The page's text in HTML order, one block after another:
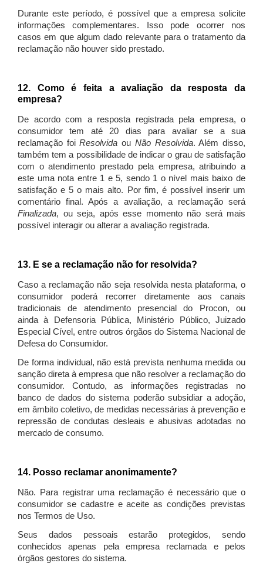
Durante este período, é possível que a empresa solicite
informações complementares. Isso pode ocorrer nos
casos em que algum dado relevante para o tratamento da
reclamação não houver sido prestado.
12. Como é feita a avaliação da resposta da
empresa?
De acordo com a resposta registrada pela empresa, o
consumidor tem até 20 dias para avaliar se a sua
reclamação foiResolvida ou Não Resolvida. Além disso,
também tem a possibilidade de indicar o grau de satisfação
com o atendimento prestado pela empresa, atribuindo a
este uma nota entre 1 e 5, sendo 1 o nível mais baixo de
satisfação e 5 o mais alto. Por fim, é possível inserir um
comentário final. Após a avaliação, a reclamação será
Finalizada, ou seja, após esse momento não será mais
possível interagir ou alterar a avaliação registrada.
13. E se a reclamação não for resolvida?
Caso a reclamação não seja resolvida nesta plataforma, o
consumidor poderá recorrer diretamente aos canais
tradicionais de atendimento presencial do Procon, ou
ainda à Defensoria Pública, Ministério Público, Juizado
Especial Cível, entre outros órgãos do Sistema Nacional de
Defesa do Consumidor.
De forma individual, não está prevista nenhuma medida ou
sanção direta à empresa que não resolver a reclamação do
consumidor. Contudo, as informações registradas no
banco de dados do sistema poderão subsidiar a adoção,
em âmbito coletivo, de medidas necessárias à prevenção e
repressão de condutas desleais e abusivas adotadas no
mercado de consumo.
14. Posso reclamar anonimamente?
Não. Para registrar uma reclamação é necessário que o
consumidor se cadastre e aceite as condições previstas
nos Termos de Uso.
Seus dados pessoais estarão protegidos, sendo
conhecidos apenas pela empresa reclamada e pelos
órgãos gestores do sistema.